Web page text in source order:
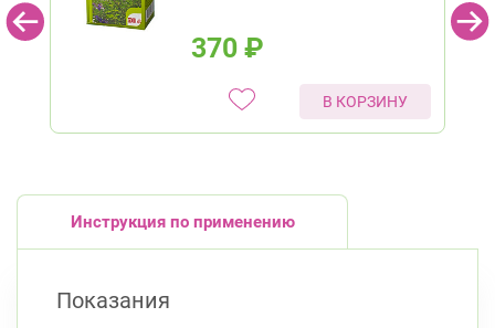
370 ₽
В КОРЗИНУ
Инструкция по применению
Показания